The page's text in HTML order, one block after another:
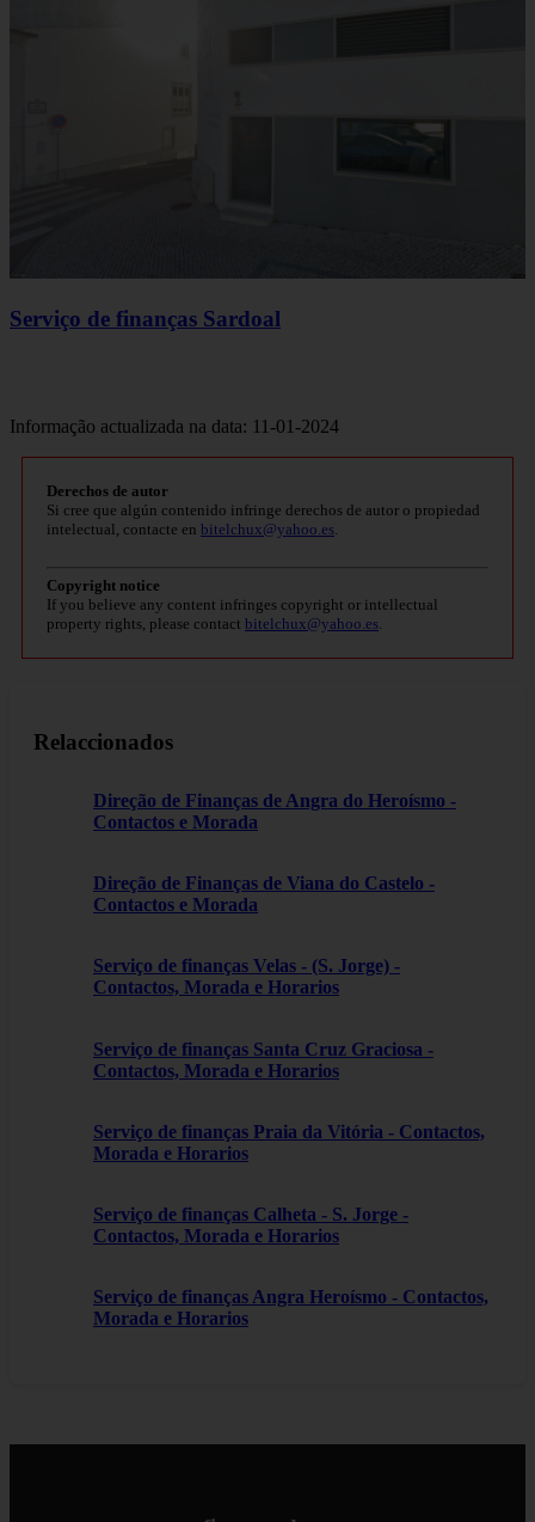
Serviço de finanças Sardoal
Informação actualizada na data: 11-01-2024
Derechos de autor
Si cree que algún contenido infringe derechos de autor o propiedad
intelectual, contacte en bitelchux@yahoo.es.
Copyright notice
If you believe any content infringes copyright or intellectual
property rights, please contact bitelchux@yahoo.es.
Relaccionados
Direção de Finanças de Angra do Heroísmo -
Contactos e Morada
Direção de Finanças de Viana do Castelo -
Contactos e Morada
Serviço de finanças Velas - (S. Jorge) -
Contactos, Morada e Horarios
Serviço de finanças Santa Cruz Graciosa -
Contactos, Morada e Horarios
Serviço de finanças Praia da Vitória - Contactos,
Morada e Horarios
Serviço de finanças Calheta - S. Jorge -
Contactos, Morada e Horarios
Serviço de finanças Angra Heroísmo - Contactos,
Morada e Horarios